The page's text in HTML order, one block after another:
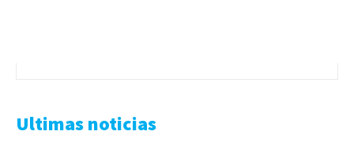
Ultimas noticias